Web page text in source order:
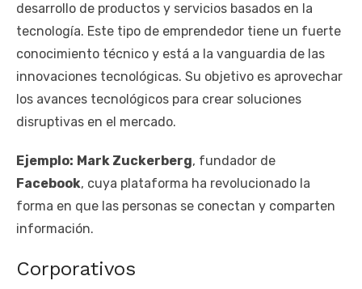
desarrollo de productos y servicios basados en la
tecnología. Este tipo de emprendedor tiene un fuerte
conocimiento técnico y está a la vanguardia de las
innovaciones tecnológicas. Su objetivo es aprovechar
los avances tecnológicos para crear soluciones
disruptivas en el mercado.
Ejemplo: Mark Zuckerberg, fundador de
Facebook, cuya plataforma ha revolucionado la
forma en que las personas se conectan y comparten
información.
Corporativos